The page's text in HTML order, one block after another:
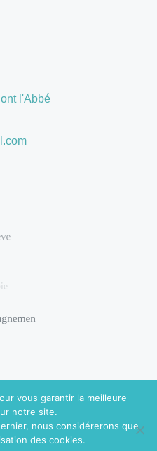
l'Abbé
Virginie Guidal
Mentions
vous garantir la meilleure
notre site.
nous considérerons que
des cookies.